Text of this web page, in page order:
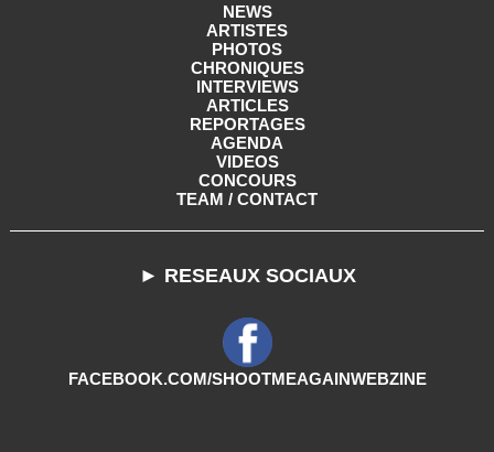
NEWS
ARTISTES
PHOTOS
CHRONIQUES
INTERVIEWS
ARTICLES
REPORTAGES
AGENDA
VIDEOS
CONCOURS
TEAM / CONTACT
► RESEAUX SOCIAUX
FACEBOOK.COM/SHOOTMEAGAINWEBZINE